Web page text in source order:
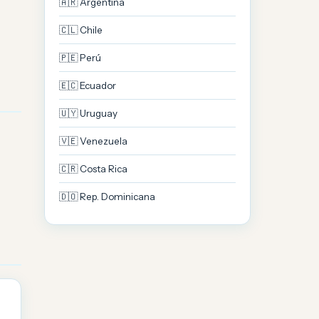
🇨🇱 Chile
🇵🇪 Perú
🇪🇨 Ecuador
🇺🇾 Uruguay
🇻🇪 Venezuela
🇨🇷 Costa Rica
🇩🇴 Rep. Dominicana